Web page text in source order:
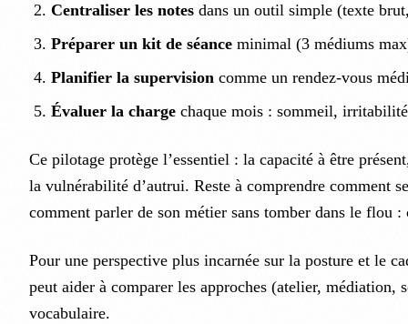
Centraliser les notes dans un outil simple (texte
Préparer un kit de séance minimal (3 médiums
Planifier la supervision comme un rendez-vous
Évaluer la charge chaque mois : sommeil,
Ce pilotage protège l’essentiel : la capacité à être
la vulnérabilité d’autrui. Reste à comprendre comment
comment parler de son métier sans tomber dans le flou :
Pour une perspective plus incarnée sur la posture et le
peut aider à comparer les approches (atelier, médiation,
vocabulaire.